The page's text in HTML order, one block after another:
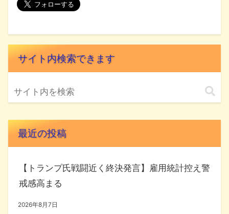
サイト内検索できます
最近の投稿
【トランプ氏戦闘近く終決発言】雇用統計控え警
戒感高まる
2026年8月7日